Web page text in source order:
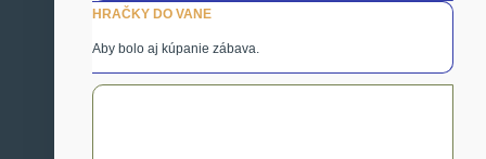
HRAČKY DO VANE
Aby bolo aj kúpanie zábava.